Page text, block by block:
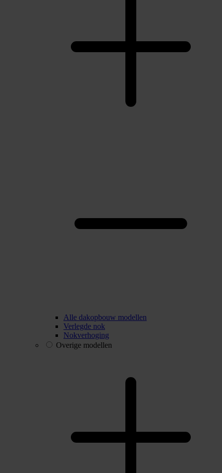
Alle dakopbouw modellen
Verlegde nok
Nokverhoging
Overige modellen